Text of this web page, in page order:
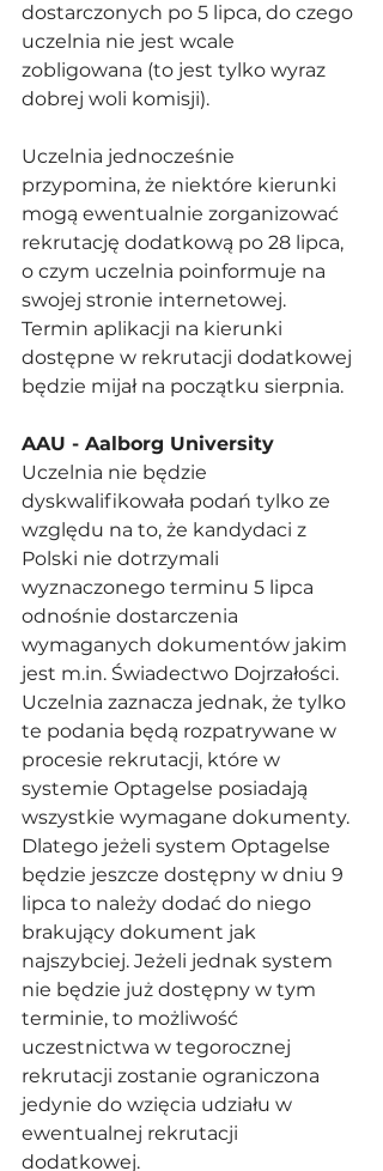
dostarczonych po 5 lipca, do czego
uczelnia nie jest wcale
zobligowana (to jest tylko wyraz
dobrej woli komisji).
Uczelnia jednocześnie
przypomina, że niektóre kierunki
mogą ewentualnie zorganizować
rekrutację dodatkową po 28 lipca,
o czym uczelnia poinformuje na
swojej stronie internetowej.
Termin aplikacji na kierunki
dostępne w rekrutacji dodatkowej
będzie mijał na początku sierpnia.
AAU - Aalborg University
Uczelnia nie będzie
dyskwalifikowała podań tylko ze
względu na to, że kandydaci z
Polski nie dotrzymali
wyznaczonego terminu 5 lipca
odnośnie dostarczenia
wymaganych dokumentów jakim
jest m.in. Świadectwo Dojrzałości.
Uczelnia zaznacza jednak, że tylko
te podania będą rozpatrywane w
procesie rekrutacji, które w
systemie Optagelse posiadają
wszystkie wymagane dokumenty.
Dlatego jeżeli system Optagelse
będzie jeszcze dostępny w dniu 9
lipca to należy dodać do niego
brakujący dokument jak
najszybciej. Jeżeli jednak system
nie będzie już dostępny w tym
terminie, to możliwość
uczestnictwa w tegorocznej
rekrutacji zostanie ograniczona
jedynie do wzięcia udziału w
ewentualnej rekrutacji
dodatkowej.